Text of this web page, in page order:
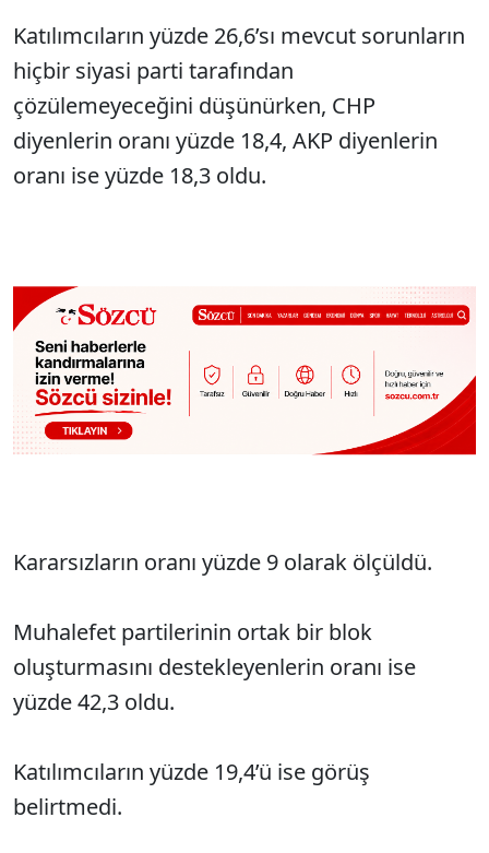
Katılımcıların yüzde 26,6’sı mevcut sorunların
hiçbir siyasi parti tarafından
çözülemeyeceğini düşünürken, CHP
diyenlerin oranı yüzde 18,4, AKP diyenlerin
oranı ise yüzde 18,3 oldu.
Kararsızların oranı yüzde 9 olarak ölçüldü.
Muhalefet partilerinin ortak bir blok
oluşturmasını destekleyenlerin oranı ise
yüzde 42,3 oldu.
Katılımcıların yüzde 19,4’ü ise görüş
belirtmedi.